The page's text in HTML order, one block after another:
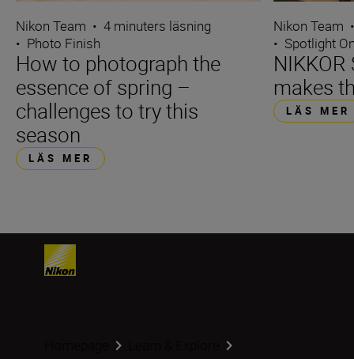
Nikon Team • 4 minuters läsning
• Photo Finish
How to photograph the
essence of spring –
challenges to try this
season
LÄS MER
Nikon Team
• Spotlight
makes
LÄS MER